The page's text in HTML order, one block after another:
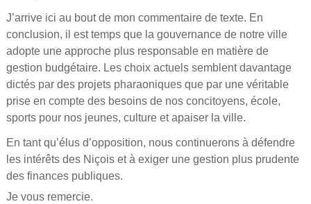
J’arrive ici au bout de mon commentaire de texte. En
conclusion, il est temps que la gouvernance de notre ville
adopte une approche plus responsable en matière de
gestion budgétaire. Les choix actuels semblent davantage
dictés par des projets pharaoniques que par une véritable
prise en compte des besoins de nos concitoyens, école,
sports pour nos jeunes, culture et apaiser la ville.
En tant qu’élus d’opposition, nous continuerons à défendre
les intérêts des Niçois et à exiger une gestion plus prudente
des finances publiques.
Je vous remercie.